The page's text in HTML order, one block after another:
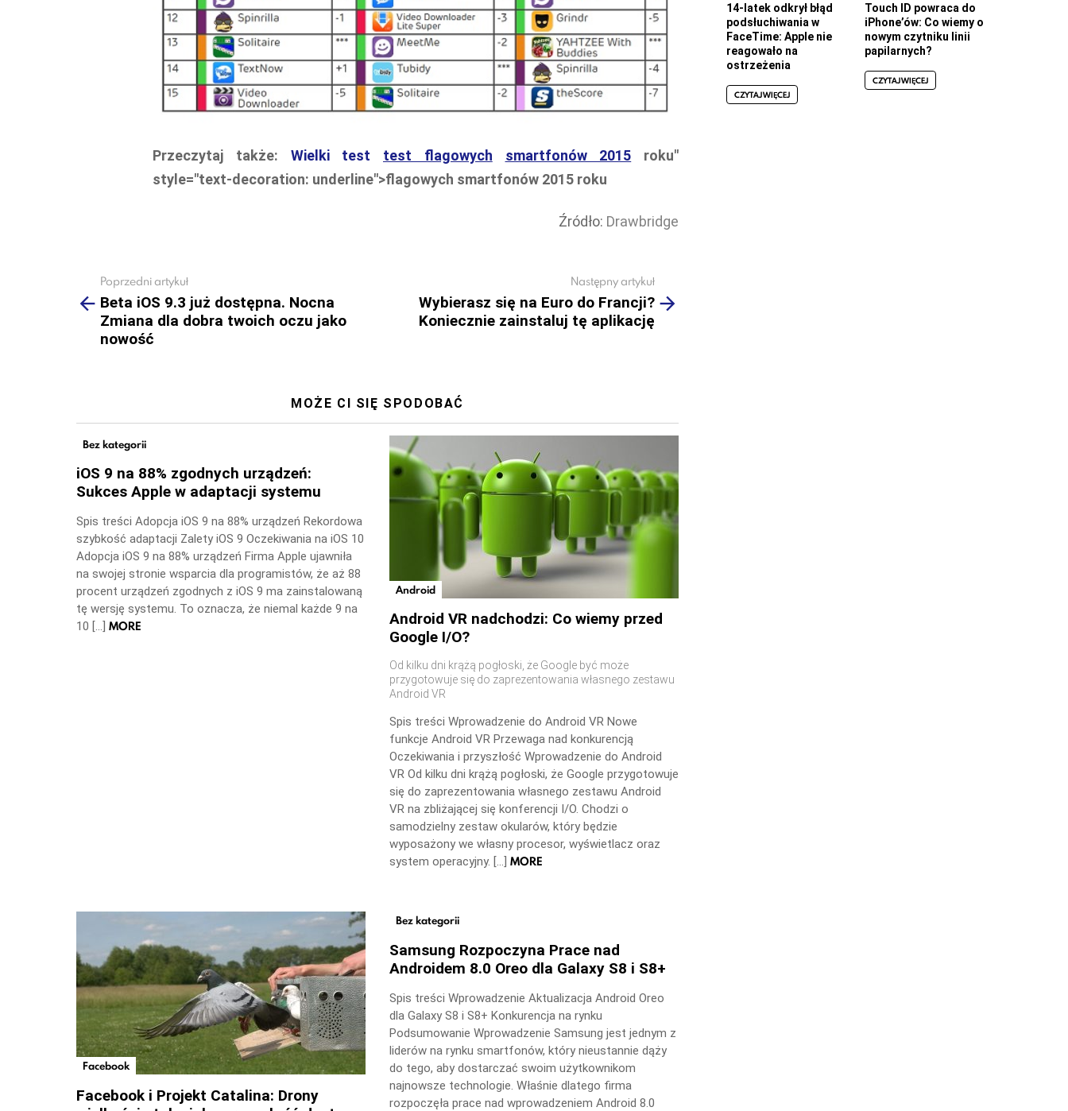
Przeczytaj także: Wielki test test flagowych smartfonów 2015 roku"
style="text-decoration: underline">flagowych smartfonów 2015 roku
Źródło: Drawbridge
more
Poprzedni artykuł
Beta iOS 9.3 już dostępna. Nocna
Zmiana dla dobra twoich oczu jako
nowość
Następny artykuł
Wybierasz się na Euro do Francji?
Koniecznie zainstaluj tę aplikację
MOŻE CI SIĘ SPODOBAĆ
Bez kategorii
iOS 9 na 88% zgodnych urządzeń:
Sukces Apple w adaptacji systemu
Spis treści Adopcja iOS 9 na 88% urządzeń Rekordowa
szybkość adaptacji Zalety iOS 9 Oczekiwania na iOS 10
Adopcja iOS 9 na 88% urządzeń Firma Apple ujawniła
na swojej stronie wsparcia dla programistów, że aż 88
procent urządzeń zgodnych z iOS 9 ma zainstalowaną
tę wersję systemu. To oznacza, że niemal każde 9 na
10 […] MORE
Android
Android VR nadchodzi: Co wiemy przed
Google I/O?
Od kilku dni krążą pogłoski, że Google być może
przygotowuje się do zaprezentowania własnego zestawu
Android VR
Spis treści Wprowadzenie do Android VR Nowe
funkcje Android VR Przewaga nad konkurencją
Oczekiwania i przyszłość Wprowadzenie do Android
VR Od kilku dni krążą pogłoski, że Google przygotowuje
się do zaprezentowania własnego zestawu Android
VR na zbliżającej się konferencji I/O. Chodzi o
samodzielny zestaw okularów, który będzie
wyposażony we własny procesor, wyświetlacz oraz
system operacyjny. […] MORE
Facebook
Facebook i Projekt Catalina: Drony
Bez kategorii
Samsung Rozpoczyna Prace nad
Androidem 8.0 Oreo dla Galaxy S8 i S8+
Spis treści Wprowadzenie Aktualizacja Android Oreo
dla Galaxy S8 i S8+ Konkurencja na rynku
Podsumowanie Wprowadzenie Samsung jest jednym z
liderów na rynku smartfonów, który nieustannie dąży
do tego, aby dostarczać swoim użytkownikom
najnowsze technologie. Właśnie dlatego firma
rozpoczęła prace nad wprowadzeniem Android 8.0
14-latek odkrył błąd
podsłuchiwania w
FaceTime: Apple nie
reagowało na
ostrzeżenia
CZYTAJ WIĘCEJ
Touch ID powraca do
iPhone’ów: Co wiemy o
nowym czytniku linii
papilarnych?
CZYTAJ WIĘCEJ